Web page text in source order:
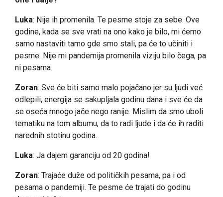
Luka: Nije ih promenila. Te pesme stoje za sebe. Ove
godine, kada se sve vrati na ono kako je bilo, mi ćemo
samo nastaviti tamo gde smo stali, pa će to učiniti i
pesme. Nije mi pandemija promenila viziju bilo čega, pa
ni pesama.
Zoran: Sve će biti samo malo pojačano jer su ljudi već
odlepili, energija se sakupljala godinu dana i sve će da
se oseća mnogo jače nego ranije. Mislim da smo uboli
tematiku na tom albumu, da to radi ljude i da će ih raditi
narednih stotinu godina.
Luka: Ja dajem garanciju od 20 godina!
Zoran: Trajaće duže od političkih pesama, pa i od
pesama o pandemiji. Te pesme će trajati do godinu